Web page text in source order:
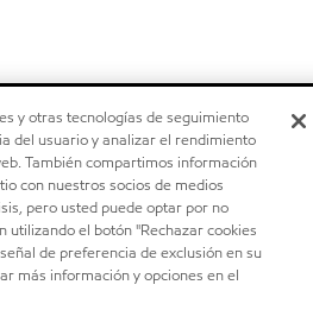
y otras tecnologías de seguimiento
del usuario y analizar el rendimiento
También compartimos información
con nuestros socios de medios
pero usted puede optar por no
el botón "Rechazar cookies
de preferencia de exclusión en su
más información y opciones en el